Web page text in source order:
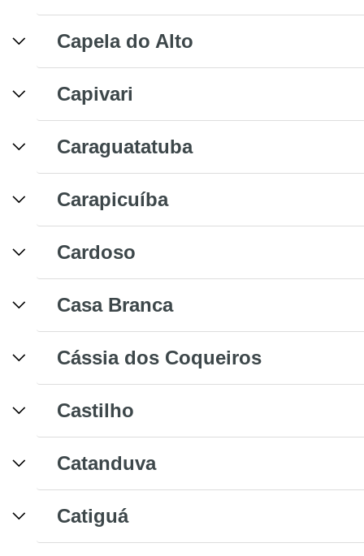
Capela do Alto
Capivari
Caraguatatuba
Carapicuíba
Cardoso
Casa Branca
Cássia dos Coqueiros
Castilho
Catanduva
Catiguá